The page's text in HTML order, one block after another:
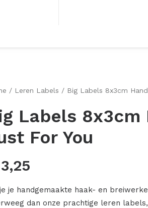
Leren Labels Big Labels 8x3cm
Labels 8x3cm
For You
3,25
je handgemaakte haak- en
dan onze prachtige leren